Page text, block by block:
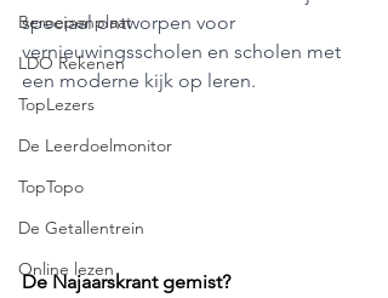
Beroepenplaat
LDO Rekenen
TopLezers
De Leerdoelmonitor
TopTopo
De Getallentrein
Online lezen
speciaal ontworpen voor
vernieuwingsscholen en scholen met
een moderne kijk op leren.
De Najaarskrant gemist?